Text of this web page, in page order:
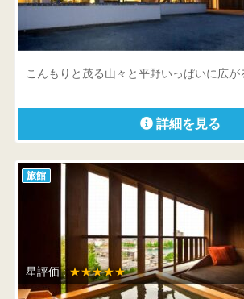
富山県 南砺市川西588-1
こんもりと茂る山々と平野いっぱいに広
詳細を見る
旅館
星評価 : ★★★★★